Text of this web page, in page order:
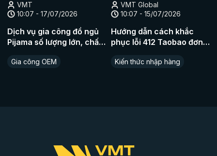
VMT
10:07 - 17/07/2026
Dịch vụ gia công đồ ngủ
Pijama số lượng lớn, chất
Gia công OEM
VMT Global
10:07 - 15/07/2026
Hướng dẫn cách khắc
phục lỗi 412 Taobao đơn
Kiến thức nhập hàng